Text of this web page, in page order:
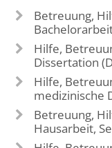
Betreuung,
Hilfe,
Dissertation
Hilfe,
medizinische
Betreuung,
Hausarbeit,